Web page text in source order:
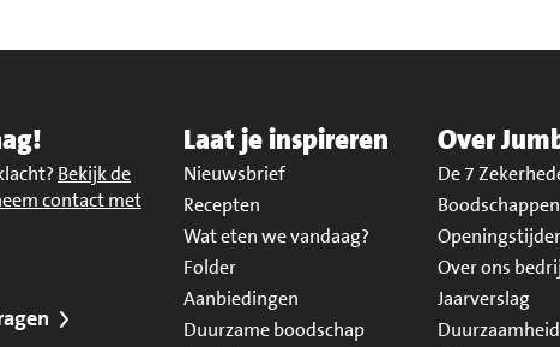
Bekijk de
contact met
Laat je inspireren
Nieuwsbrief
Recepten
Wat eten we vandaag?
Folder
Aanbiedingen
Duurzame boodschap
Over
De 7
Over ons
Jaarverslag
Duurzaamheid